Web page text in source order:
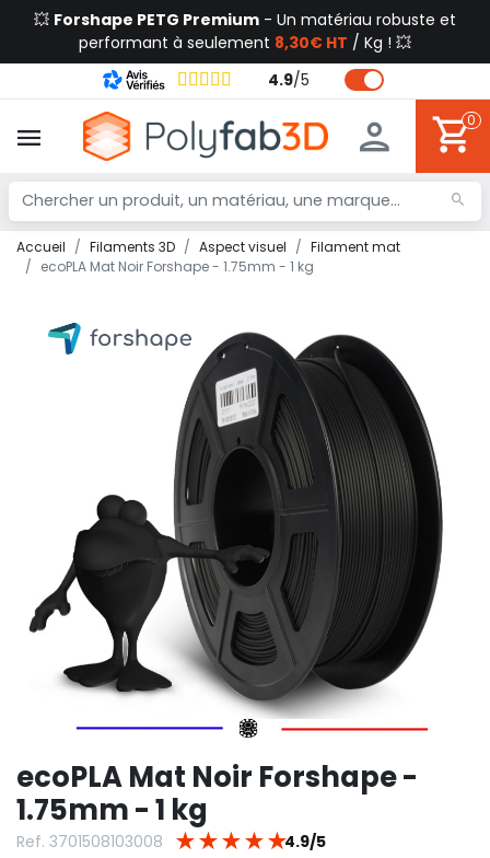
💥 Forshape PETG Premium - Un matériau robuste et
performant à seulement 8,30€ HT / Kg ! 💥
4.9/5
0
Accueil Filaments 3D Aspect visuel
Filament mat
ecoPLA Mat Noir Forshape - 1.75mm - 1 kg
ecoPLA Mat Noir Forshape -
1.75mm - 1 kg
Ref. 3701508103008 ★ ★ ★ ★ ★4.9/5